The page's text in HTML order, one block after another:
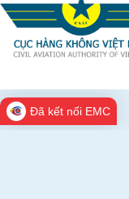
Đã kết nối EMC